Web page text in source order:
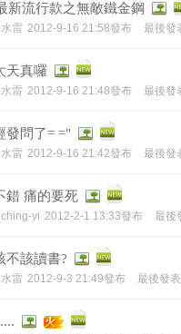
新流行款之無敵鐵金鋼
水雷 2012-9-16 21:58發布 最後發
天真囉
水雷 2012-9-16 21:48發布 最後發
發問了= ="
水雷 2012-9-16 21:42發布 最後發
錯 痛的要死
ching-yi 2012-2-1 13:33發布 最後
不該讀書?
水雷 2012-9-3 21:49發布 最後發表